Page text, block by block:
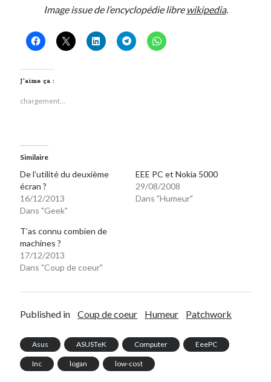
Lectures
Lyon à Livre Ouvert
Mini-monsieur
Parole de Follower
Sons
Tavukoi
Vidéos
Image issue de l’encyclopédie libre wikipedia.
J’aime ça :
chargement…
Similaire
De l’utilité du deuxième
écran ?
16/12/2013
Dans "Geek"
EEE PC et Nokia 5000
29/08/2008
Dans "Humeur"
T’as connu combien de
machines ?
17/12/2013
Dans "Coup de coeur"
Published in Coup de coeur Humeur Patchwork
Asus ASUSTeK Computer EeePC
Inc logan low-cost